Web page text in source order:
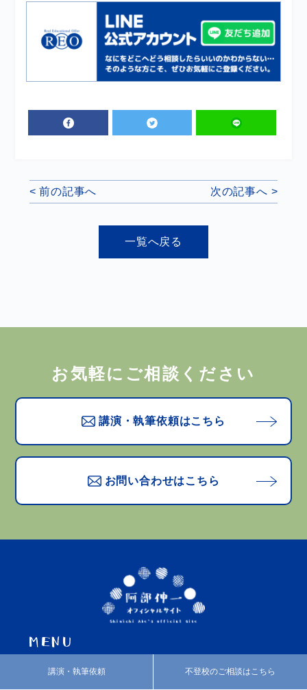
講演・執筆依頼 不登校のご相談はこちら
< 前の記事へ 次の記事へ >
一覧へ戻る
お気軽にご相談ください
講演・執筆依頼はこちら
お問い合わせはこちら